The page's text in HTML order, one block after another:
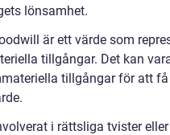
lönsamhet.
är ett värde som
tillgångar. Det kan
tillgångar för att få
i rättsliga tvister